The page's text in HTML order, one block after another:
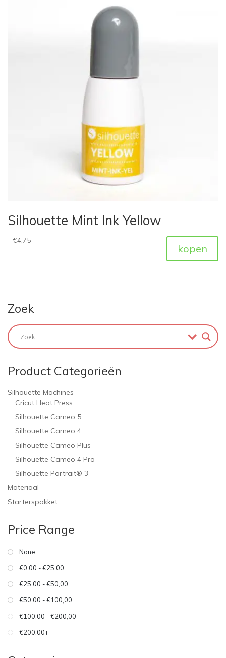
Silhouette Mint Ink Yellow
€4,75
kopen
Zoek
Product Categorieën
Silhouette Machines
Cricut Heat Press
Silhouette Cameo 5
Silhouette Cameo 4
Silhouette Cameo Plus
Silhouette Cameo 4 Pro
Silhouette Portrait® 3
Materiaal
Starterspakket
Price Range
None
€0,00 - €25,00
€25,00 - €50,00
€50,00 - €100,00
€100,00 - €200,00
€200,00+